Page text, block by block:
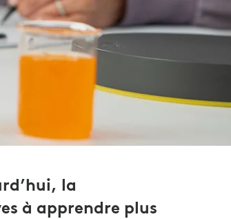
la
à apprendre plus